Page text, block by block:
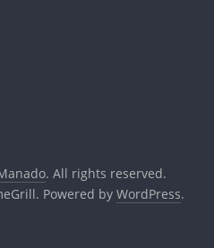
. All rights reserved.
Powered by WordPress.